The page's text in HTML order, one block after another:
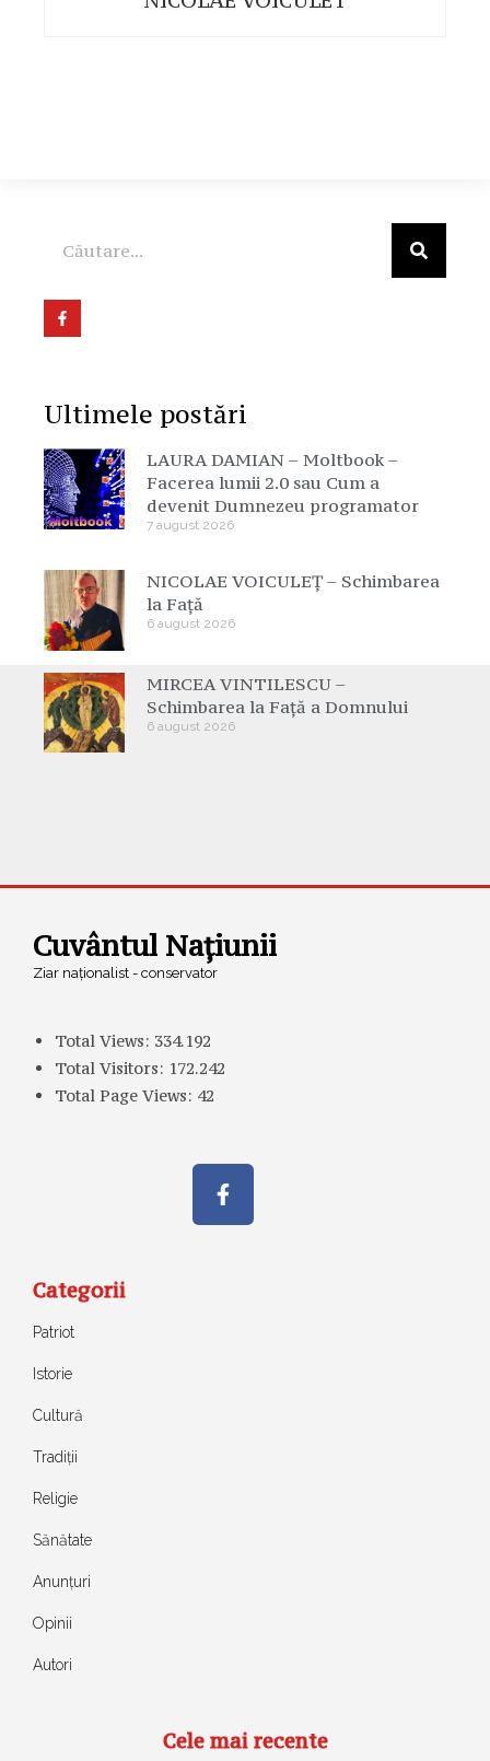
Ultimele postări
LAURA DAMIAN – Moltbook –
Facerea lumii 2.0 sau Cum a
devenit Dumnezeu programator
7 august 2026
NICOLAE VOICULEȚ – Schimbarea
la Față
6 august 2026
MIRCEA VINTILESCU –
Schimbarea la Față a Domnului
6 august 2026
Cuvântul Națiunii
Ziar naționalist - conservator
Total Views: 334.192
Total Visitors: 172.242
Total Page Views: 42
Categorii
Patriot
Istorie
Cultură
Tradiții
Religie
Sănătate
Anunțuri
Opinii
Autori
Cele mai recente